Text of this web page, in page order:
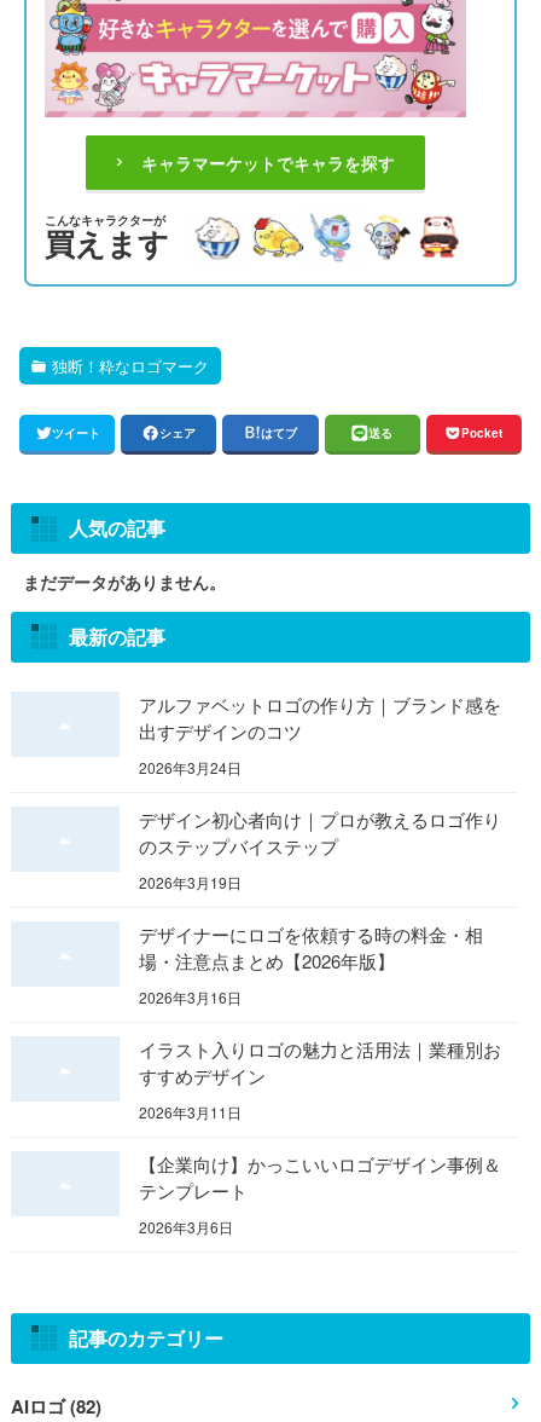
キャラマーケットでキャラを探す
こんなキャラクターが
買えます
独断！粋なロゴマーク
ツイート シェア はてブ 送る Pocket
人気の記事
まだデータがありません。
最新の記事
アルファベットロゴの作り方｜ブランド感を
出すデザインのコツ
2026年3月24日
デザイン初心者向け｜プロが教えるロゴ作り
のステップバイステップ
2026年3月19日
デザイナーにロゴを依頼する時の料金・相
場・注意点まとめ【2026年版】
2026年3月16日
イラスト入りロゴの魅力と活用法｜業種別お
すすめデザイン
2026年3月11日
【企業向け】かっこいいロゴデザイン事例＆
テンプレート
2026年3月6日
記事のカテゴリー
AIロゴ (82)